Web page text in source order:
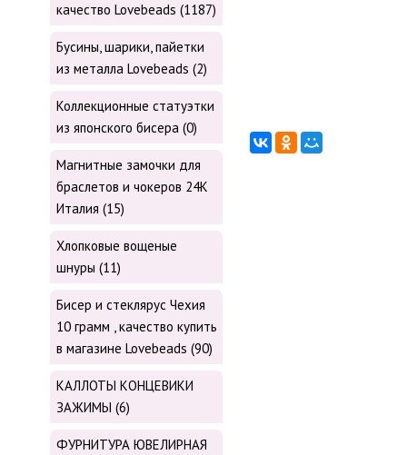
качество Lovebeads (1187)
Бусины, шарики, пайетки
из металла Lovebeads (2)
Коллекционные статуэтки
из японского бисера (0)
Магнитные замочки для
браслетов и чокеров 24К
Италия (15)
Хлопковые вощеные
шнуры (11)
Бисер и стеклярус Чехия
10 грамм , качество купить
в магазине Lovebeads (90)
КАЛЛОТЫ КОНЦЕВИКИ
ЗАЖИМЫ (6)
ФУРНИТУРА ЮВЕЛИРНАЯ